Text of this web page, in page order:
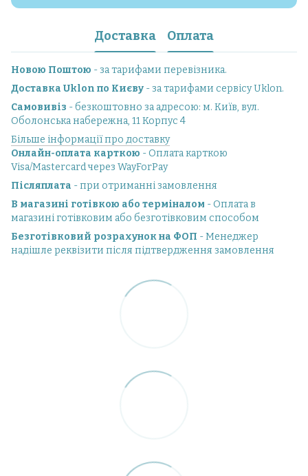
Доставка Оплата
Новою Поштою - за тарифами перевізника.
Доставка Uklon по Києву - за тарифами сервісу Uklon.
Самовивіз - безкоштовно за адресою: м. Київ, вул.
Оболонська набережна, 11 Корпус 4
Більше інформації про доставку
Онлайн-оплата карткою - Оплата карткою
Visa/Mastercard через WayForPay
Післяплата - при отриманні замовлення
В магазині готівкою або терміналом - Оплата в
магазині готівковим або безготівковим способом
Безготівковий розрахунок на ФОП - Менеджер
надішле реквізити після підтвердження замовлення